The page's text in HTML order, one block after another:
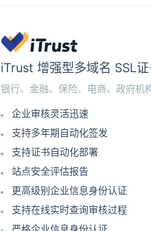
iTrust 增强型多域名 SSL
银行、金融、保险、电商、政府机
企业审核灵活迅速
支持多年期自动化签发
支持证书自动化部署
站点安全评估报告
更高级别企业信息身份认证
支持在线实时查询审核过程
严格企业信息身份认证